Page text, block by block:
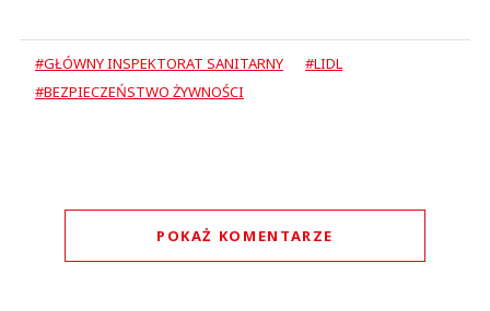
#GŁÓWNY INSPEKTORAT SANITARNY
#LIDL
#BEZPIECZEŃSTWO ŻYWNOŚCI
POKAŻ KOMENTARZE